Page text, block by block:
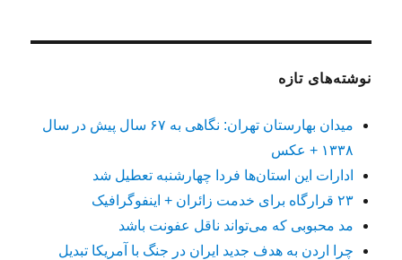
نوشته‌های تازه
میدان بهارستان تهران: نگاهی به ۶۷ سال پیش در سال
۱۳۳۸ + عکس
ادارات این استان‌ها فردا چهارشنبه تعطیل شد
۲۳ قرارگاه برای خدمت زائران + اینفوگرافیک
مد محبوبی که می‌تواند ناقل عفونت باشد
چرا اردن به هدف جدید ایران در جنگ با آمریکا تبدیل